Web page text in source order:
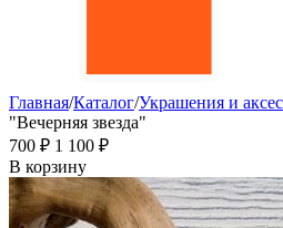
Главная/Каталог/Украшения и
"Вечерняя звезда"
‍700‍ ₽ 1 100 ₽
В корзину